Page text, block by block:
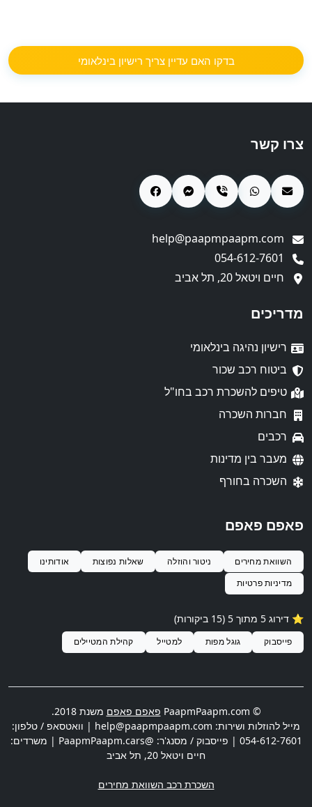
בדקו האם עדיין צריך רישיון בינלאומי
צרו קשר
חיים ויטאל 20, תל אביב
מדריכים
רישיון נהיגה בינלאומי
ביטוח רכב שכור
טיפים להשכרת רכב בחו"ל
חברות השכרה
רכבים
מעבר בין מדינות
השכרה בחורף
פאפם פאפם
השוואת מחירים ניטור והוזלה שאלות נפוצות
אודותינו
מדיניות פרטיות
⭐️ דירוג 5 מתוך 5 ( 15 ביקורות)
פייסבוק גוגל מפות למטייל קהילת המטיילים
© PaapmPaapm.com פאפם פאפם משנת 2018.
מייל להוזלות ושירות: help@paapmpaapm.com | וואטסאפ / טלפון:
054-612-7601 | פייסבוק / מסנג'ר: @PaapmPaapm.cars | משרדים:
חיים ויטאל 20
, תל אביב
השכרת רכב השוואת מחירים